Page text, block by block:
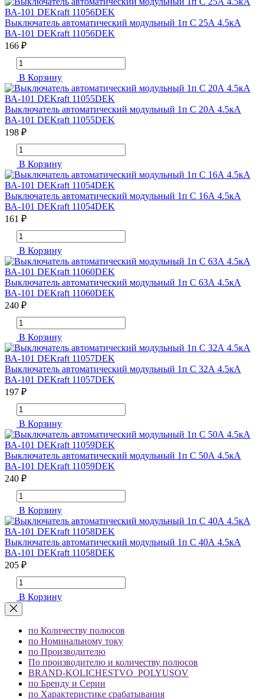
Выключатель автоматический модульный 1п C 25А 4.5кА
ВА-101 DEKraft 11056DEK
166 ₽
В Корзину
Выключатель автоматический модульный 1п C 20А 4.5кА
ВА-101 DEKraft 11055DEK
198 ₽
В Корзину
Выключатель автоматический модульный 1п C 16А 4.5кА
ВА-101 DEKraft 11054DEK
161 ₽
В Корзину
Выключатель автоматический модульный 1п C 63А 4.5кА
ВА-101 DEKraft 11060DEK
240 ₽
В Корзину
Выключатель автоматический модульный 1п C 32А 4.5кА
ВА-101 DEKraft 11057DEK
197 ₽
В Корзину
Выключатель автоматический модульный 1п C 50А 4.5кА
ВА-101 DEKraft 11059DEK
240 ₽
В Корзину
Выключатель автоматический модульный 1п C 40А 4.5кА
ВА-101 DEKraft 11058DEK
205 ₽
В Корзину
по Количеству полюсов
по Номинальному току
по Производителю
По производителю и количеству полюсов
BRAND-KOLICHESTVO_POLYUSOV
по Бренду и Серии
по Характеристике срабатывания